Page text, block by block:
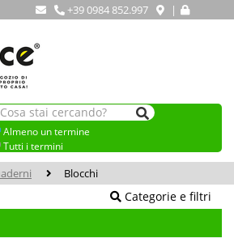
+39 0984 852.997 |
Almeno un termine
Tutti i termini
Blocchi
Categorie e filtri